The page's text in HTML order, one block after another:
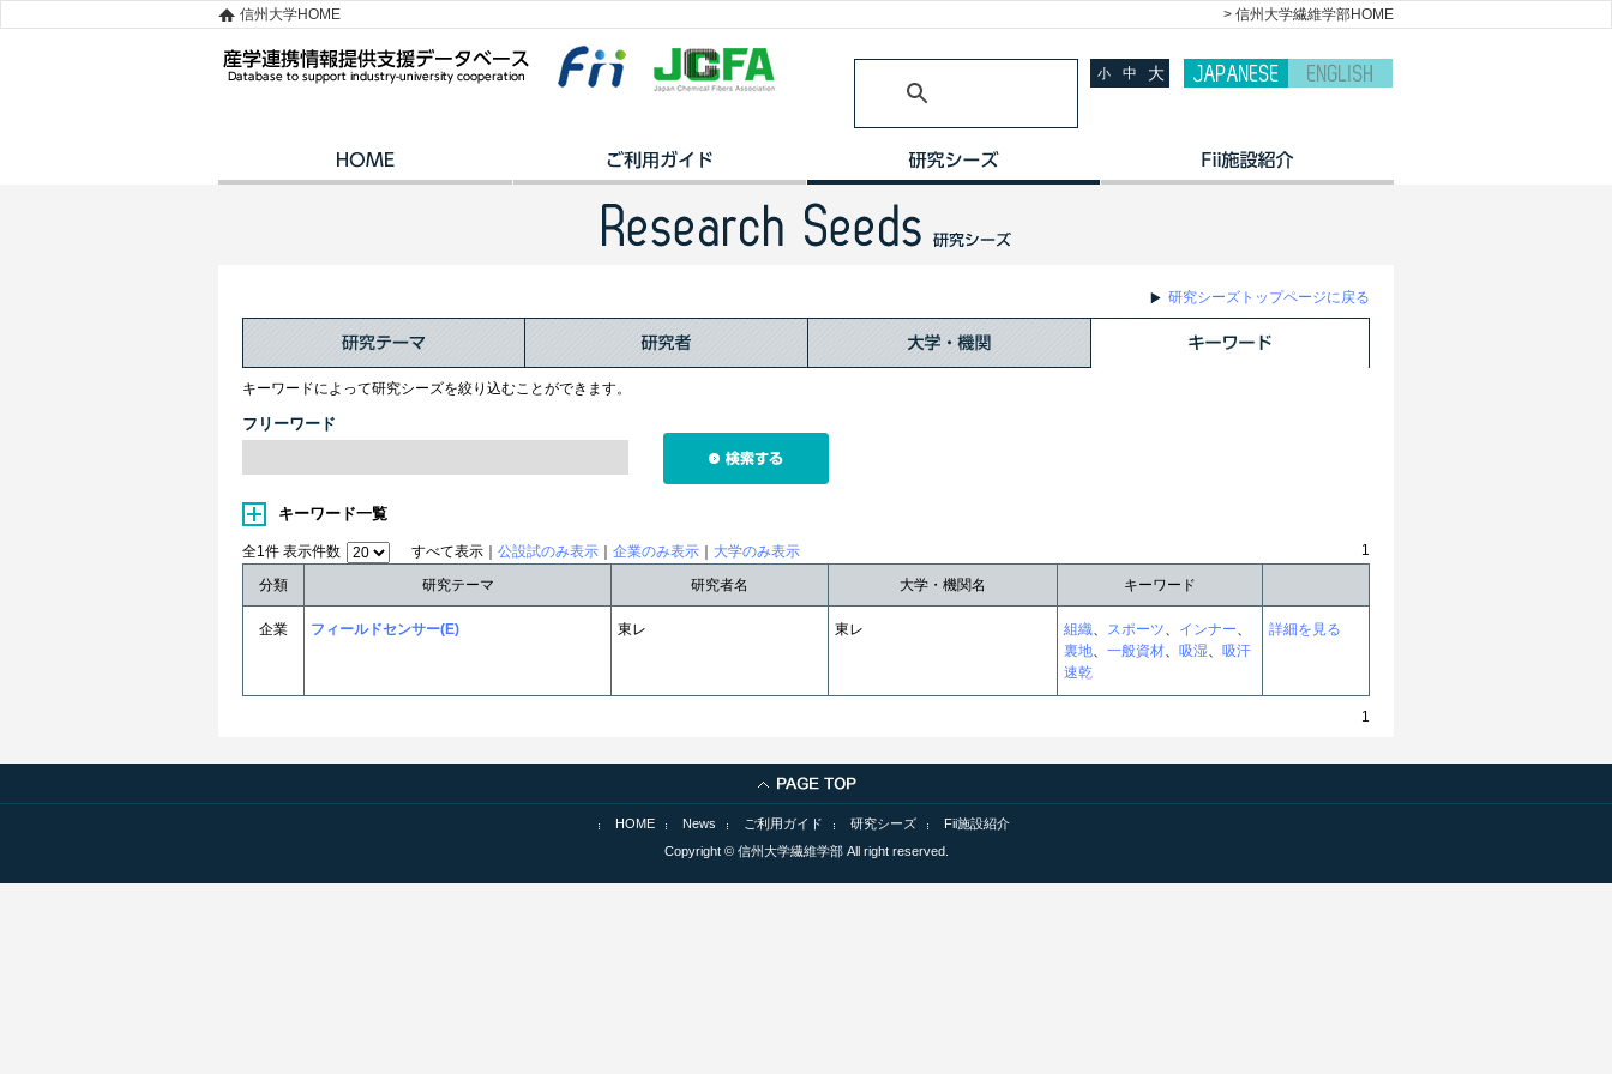
> 信州大学繊維学部HOME
信州大学HOME
小 中 大
研究シーズトップページに戻る
キーワードによって研究シーズを絞り込むことができます。
フリーワード
キーワード一覧
全1件 表示件数 すべて表示｜ 公設試のみ表示 企業のみ表示 大学のみ表示 1
分類 研究テーマ 研究者名 大学・機関名 キーワード
企業 フィールドセンサー(E) 東レ 東レ 組織、 スポーツ、 インナー、
裏地、 一般資材、 吸湿、 吸汗
速乾
詳細を見る
1
HOME News ご利用ガイド 研究シーズ
Fii施設紹介
Copyright © 信州大学繊維学部 All right reserved.